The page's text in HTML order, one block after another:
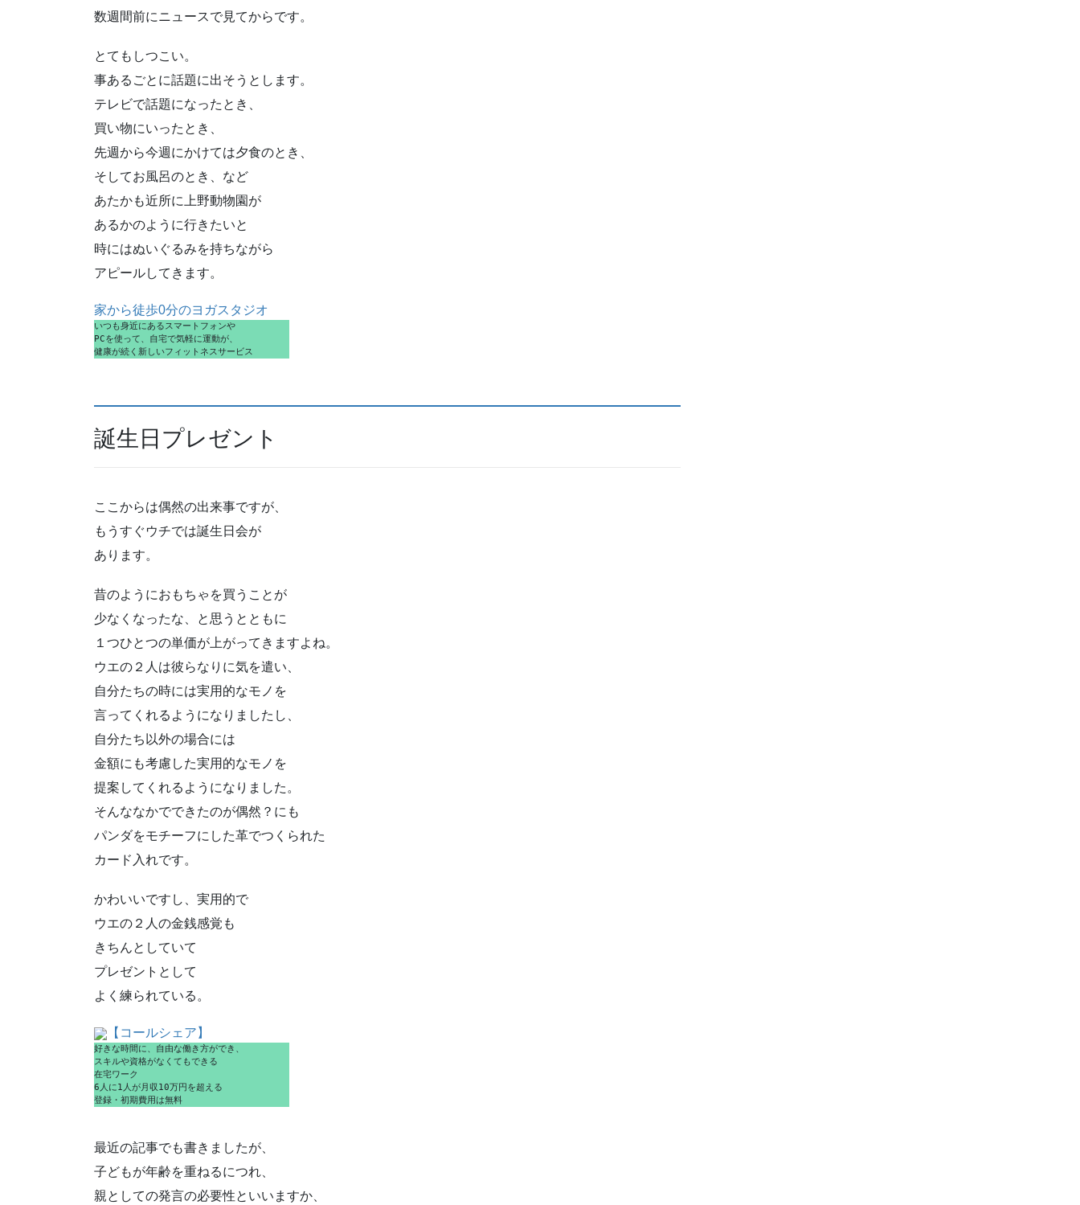
数週間前にニュースで見てからです。
とてもしつこい。
事あるごとに話題に出そうとします。
テレビで話題になったとき、
買い物にいったとき、
先週から今週にかけては夕食のとき、
そしてお風呂のとき、など
あたかも近所に上野動物園が
あるかのように行きたいと
時にはぬいぐるみを持ちながら
アピールしてきます。
家から徒歩0分のヨガスタジオ
いつも身近にあるスマートフォンや
PCを使って、自宅で気軽に運動が、
健康が続く新しいフィットネスサービス
誕生日プレゼント
ここからは偶然の出来事ですが、
もうすぐウチでは誕生日会が
あります。
昔のようにおもちゃを買うことが
少なくなったな、と思うとともに
１つひとつの単価が上がってきますよね。
ウエの２人は彼らなりに気を遣い、
自分たちの時には実用的なモノを
言ってくれるようになりましたし、
自分たち以外の場合には
金額にも考慮した実用的なモノを
提案してくれるようになりました。
そんななかでできたのが偶然？にも
パンダをモチーフにした革でつくられた
カード入れです。
かわいいですし、実用的で
ウエの２人の金銭感覚も
きちんとしていて
プレゼントとして
よく練られている。
【コールシェア】
好きな時間に、自由な働き方ができ、
スキルや資格がなくてもできる
在宅ワーク
6人に1人が月収10万円を超える
登録・初期費用は無料
最近の記事でも書きましたが、
子どもが年齢を重ねるにつれ、
親としての発言の必要性といいますか、